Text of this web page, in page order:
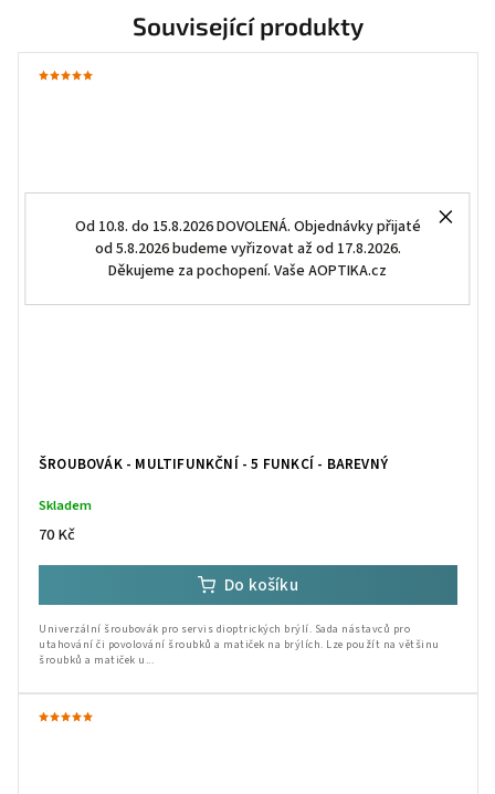
Od 10.8. do 15.8.2026 DOVOLENÁ. Objednávky přijaté
od 5.8.2026 budeme vyřizovat až od 17.8.2026.
Děkujeme za pochopení. Vaše AOPTIKA.cz
Související produkty
ŠROUBOVÁK - MULTIFUNKČNÍ - 5 FUNKCÍ - BAREVNÝ
Skladem
70 Kč
Do košíku
Univerzální šroubovák pro servis dioptrických brýlí. Sada nástavců pro
utahování či povolování šroubků a matiček na brýlích. Lze použít na většinu
šroubků a matiček u...